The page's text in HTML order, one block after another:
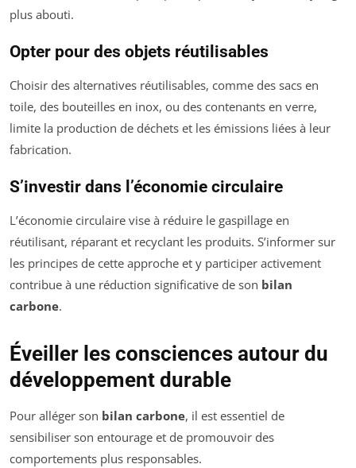
plus abouti.
Opter pour des objets réutilisables
Choisir des alternatives réutilisables, comme des sacs en
toile, des bouteilles en inox, ou des contenants en verre,
limite la production de déchets et les émissions liées à leur
fabrication.
S’investir dans l’économie circulaire
L’économie circulaire vise à réduire le gaspillage en
réutilisant, réparant et recyclant les produits. S’informer sur
les principes de cette approche et y participer activement
contribue à une réduction significative de son bilan
carbone.
Éveiller les consciences autour du
développement durable
Pour alléger son bilan carbone, il est essentiel de
sensibiliser son entourage et de promouvoir des
comportements plus responsables.